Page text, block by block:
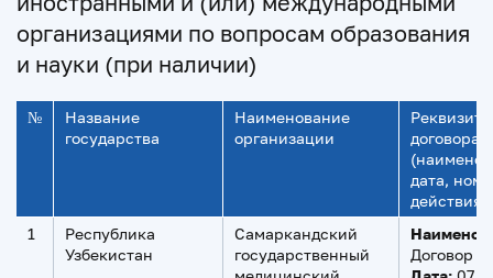
организациями по вопросам образования
и науки (при наличии)
№
Название
государства
Наименование
организации
Реквизиты
договора
дата,
действия)
1
Республика
Узбекистан
Самаркандский
государственный
Договор